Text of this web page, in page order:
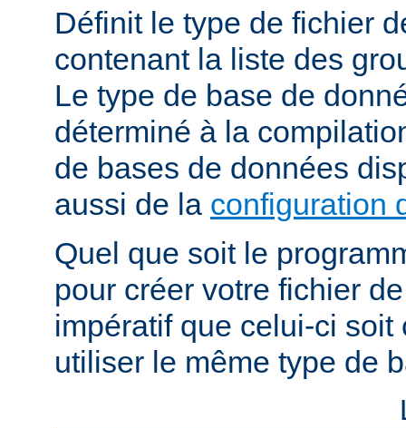
Définit le type de fichier
contenant la liste des
Le type de base de
déterminé à la
de bases de données
aussi de la configuration
Quel que soit le
pour créer votre fichier
impératif que celui-ci soit
utiliser le même type de